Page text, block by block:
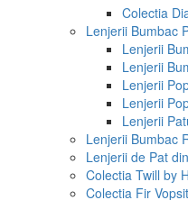
Colectia
Lenjerii Bumbac
Lenjerii
Lenjerii
Lenjerii
Lenjerii
Lenjerii
Lenjerii Bumbac
Lenjerii de Pat
Colectia Twill by
Colectia Fir